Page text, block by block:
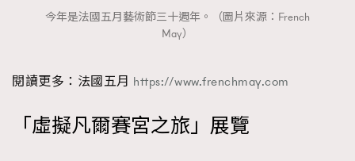
今年是法國五月藝術節三十週年。（圖片來源：French
May）
閱讀更多：法國五月 https://www.frenchmay.com
「虛擬凡爾賽宮之旅」展覽